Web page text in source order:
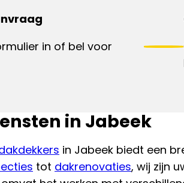
in of bel voor
in Jabeek
in Jabeek biedt een
tot dakrenovaties, wij zijn